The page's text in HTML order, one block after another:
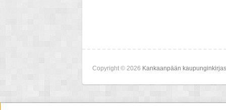
Copyright © 2026 Kankaanpään